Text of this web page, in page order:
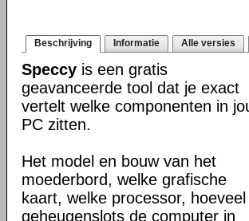
Beschrijving Informatie Alle versies
Speccy is een gratis
geavanceerde tool dat je exact
vertelt welke componenten in
PC zitten.
Het model en bouw van het
moederbord, welke grafische
kaart, welke processor, hoeveel
geheugenslots de computer in